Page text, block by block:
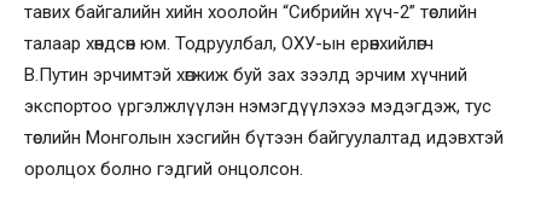
тавих байгалийн хийн хоолойн “Сибрийн хүч-2” төслийн
талаар хөндсөн юм. Тодруулбал, ОХУ-ын ерөнхийлөгч
В.Путин эрчимтэй хөгжиж буй зах зээлд эрчим хүчний
экспортоо үргэлжлүүлэн нэмэгдүүлэхээ мэдэгдэж, тус
төслийн Монголын хэсгийн бүтээн байгуулалтад идэвхтэй
оролцох болно гэдгий онцолсон.